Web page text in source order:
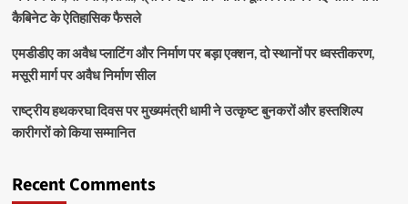
कैबिनेट के ऐतिहासिक फैसले
एमडीडीए का अवैध प्लाटिंग और निर्माण पर बड़ा एक्शन, दो स्थानों पर ध्वस्तीकरण,
मसूरी मार्ग पर अवैध निर्माण सील
राष्ट्रीय हथकरघा दिवस पर मुख्यमंत्री धामी ने उत्कृष्ट बुनकरों और हस्तशिल्प
कारीगरों को किया सम्मानित
Recent Comments